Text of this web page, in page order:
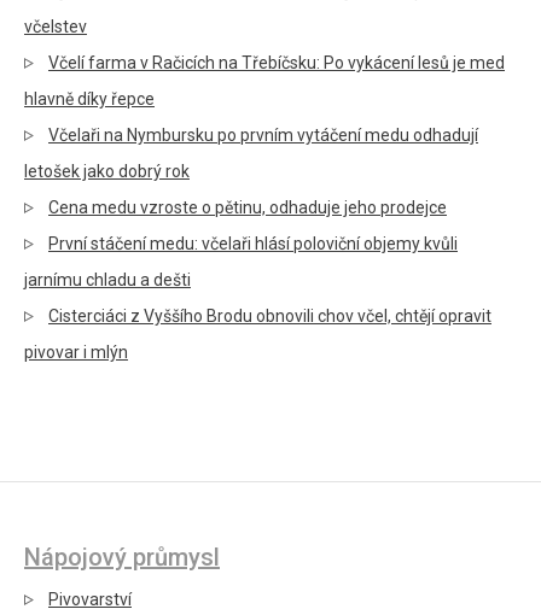
včelstev
Včelí farma v Račicích na Třebíčsku: Po vykácení lesů je med
hlavně díky řepce
Včelaři na Nymbursku po prvním vytáčení medu odhadují
letošek jako dobrý rok
Cena medu vzroste o pětinu, odhaduje jeho prodejce
První stáčení medu: včelaři hlásí poloviční objemy kvůli
jarnímu chladu a dešti
Cisterciáci z Vyššího Brodu obnovili chov včel, chtějí opravit
pivovar i mlýn
Nápojový průmysl
Pivovarství